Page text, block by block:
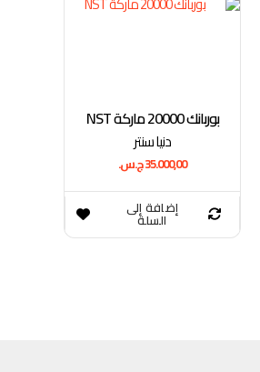
بوربانك 20000 ماركة NST
دنيا سنتر
35.000,00ج.س.
إضافة إلى
السلة